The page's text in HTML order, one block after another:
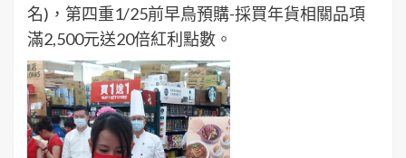
名)，第四重1/25前早鳥預購-採買年貨相關品項
滿2,500元送20倍紅利點數。